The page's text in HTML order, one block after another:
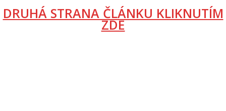
DRUHÁ STRANA ČLÁNKU KLIKNUTÍM
ZDE